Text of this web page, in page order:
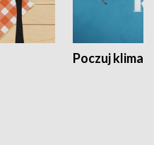
Poczuj klimat